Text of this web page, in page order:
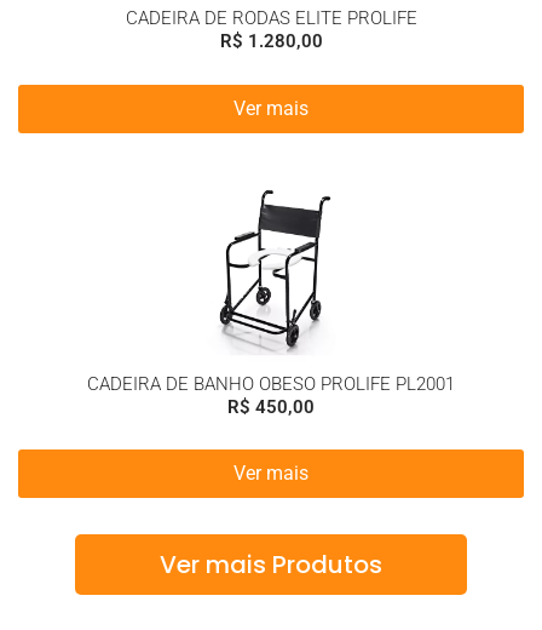
CADEIRA DE RODAS ELITE PROLIFE
R$ 1.280,00
Ver mais
CADEIRA DE BANHO OBESO PROLIFE PL2001
R$ 450,00
Ver mais
Ver mais Produtos